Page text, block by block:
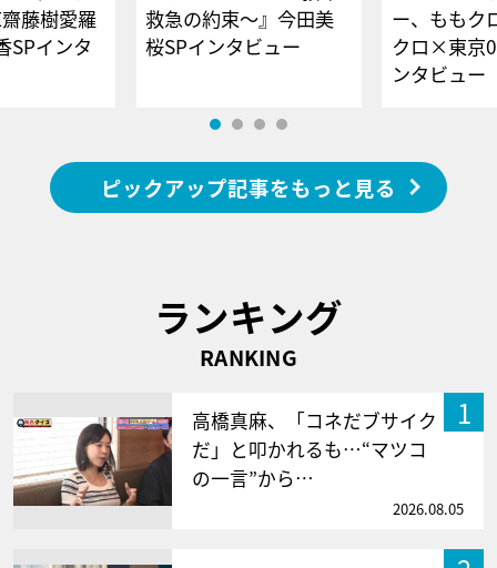
藤樹愛羅
SPインタ
救急の約束～』今田美
桜SPインタビュー
ー、ももク
クロ×東京
ンタビュー
ピックアップ記事をもっと見る
ランキング
RANKING
1
高橋真麻、「コネだブサイク
だ」と叩かれるも…“マツコ
の一言”から…
2026.08.05